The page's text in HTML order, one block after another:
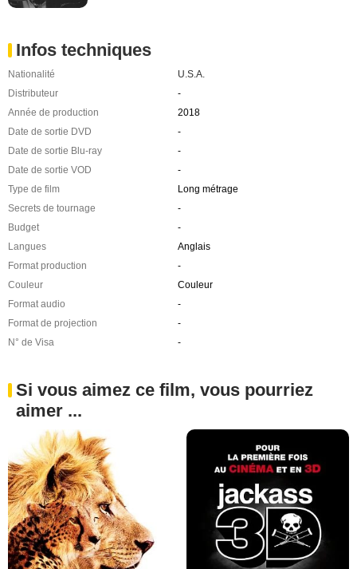
Infos techniques
Nationalité
U.S.A.
Distributeur
-
Année de production
2018
Date de sortie DVD
-
Date de sortie Blu-ray
-
Date de sortie VOD
-
Type de film
Long métrage
Secrets de tournage
-
Budget
-
Langues
Anglais
Format production
-
Couleur
Couleur
Format audio
-
Format de projection
-
N° de Visa
-
Si vous aimez ce film, vous pourriez
aimer ...